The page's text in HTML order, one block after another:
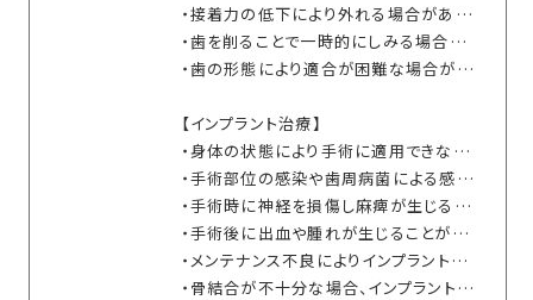
・接着力の低下により外れる場合があります
・歯を削ることで一時的にしみる場合があります
・歯の形態により適合が困難な場合があります
【インプラント治療】
・身体の状態により手術に適用できない場合があります
・手術部位の感染や歯周病菌による感染の可能性があります
・手術時に神経を損傷し麻痺が生じる可能性があります
・手術後に出血や腫れが生じることがあります
・メンテナンス不良によりインプラント周囲炎が生じる可能性があります
・骨結合が不十分な場合、インプラントが脱落する可能性があります